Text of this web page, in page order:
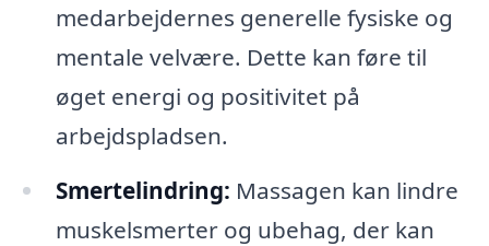
medarbejdernes generelle fysiske og
mentale velvære. Dette kan føre til
øget energi og positivitet på
arbejdspladsen.
Smertelindring: Massagen kan lindre
muskelsmerter og ubehag, der kan